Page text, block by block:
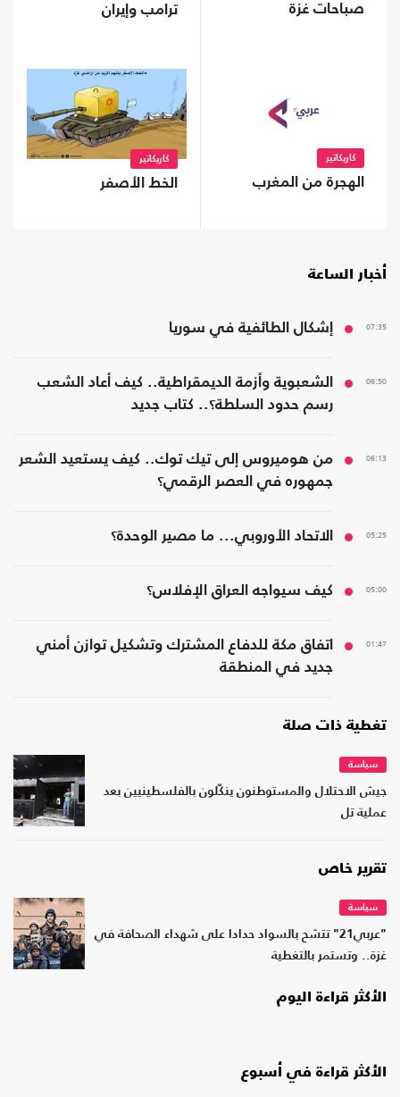
صباحات غزة ترامب وإيران
كاريكاتير
الهجرة من المغرب
كاريكاتير
الخط الأصفر
أخبار الساعة
07:35 إشكال الطائفية في سوريا
06:50
الشعبوية وأزمة الديمقراطية.. كيف أعاد الشعب
رسم حدود السلطة؟.. كتاب جديد
06:13
من هوميروس إلى تيك توك.. كيف يستعيد الشعر
جمهوره في العصر الرقمي؟
05:25 الاتحاد الأوروبي... ما مصير الوحدة؟
05:00 كيف سيواجه العراق الإفلاس؟
01:47
اتفاق مكة للدفاع المشترك وتشكيل توازن أمني
جديد في المنطقة
تغطية ذات صلة
سياسة
جيش الاحتلال والمستوطنون ينكّلون بالفلسطينيين بعد
عملية تل
تقرير خاص
سياسة
"عربي21" تتشح بالسواد حدادا على شهداء الصحافة في
غزة.. وتستمر بالتغطية
الأكثر قراءة اليوم
الأكثر قراءة في أسبوع